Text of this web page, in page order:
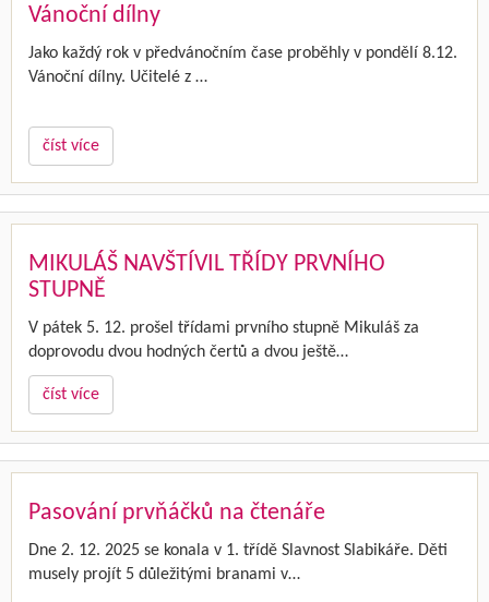
Vánoční dílny
Jako každý rok v předvánočním čase proběhly v pondělí 8.12.
Vánoční dílny. Učitelé z …
číst více
MIKULÁŠ NAVŠTÍVIL TŘÍDY PRVNÍHO
STUPNĚ
V pátek 5. 12. prošel třídami prvního stupně Mikuláš za
doprovodu dvou hodných čertů a dvou ještě…
číst více
Pasování prvňáčků na čtenáře
Dne 2. 12. 2025 se konala v 1. třídě Slavnost Slabikáře. Děti
musely projít 5 důležitými branami v…